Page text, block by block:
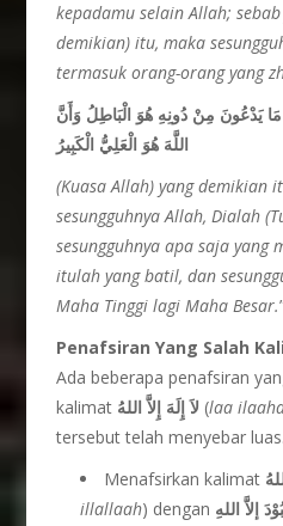
kepadamu selain Allah;
demikian) itu, maka
termasuk orang-orang yang
يَدْعُونَ مِنْ دُونِهِ هُوَ الْبَاطِلُ وَأَنَّ
اللَّهَ هُوَ الْعَلِيُّ الْكَبِيرُ
(Kuasa Allah) yang demikian
sesungguhnya Allah, Dialah
sesungguhnya apa saja yang
itulah yang batil, dan
Maha Tinggi lagi Maha Besar.
Penafsiran Yang Salah
Ada beberapa penafsiran
kalimat لاَ إِلَهَ إِلاَّ اللهُ (laa
tersebut telah menyebar luas.
Menafsirkan kalimat
illallaah) dengan إلاَّ اللهِ